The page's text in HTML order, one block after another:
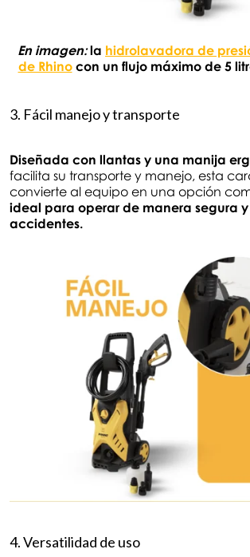
En imagen:la hidrolavadora de
de Rhinocon un flujo máximo de 5
3. Fácil manejo y transporte
Diseñada con llantas y una manija
facilita su transporte y manejo, esta
convierte al equipo en una opción
ideal para operar de manera segura
accidentes.
4. Versatilidad de uso